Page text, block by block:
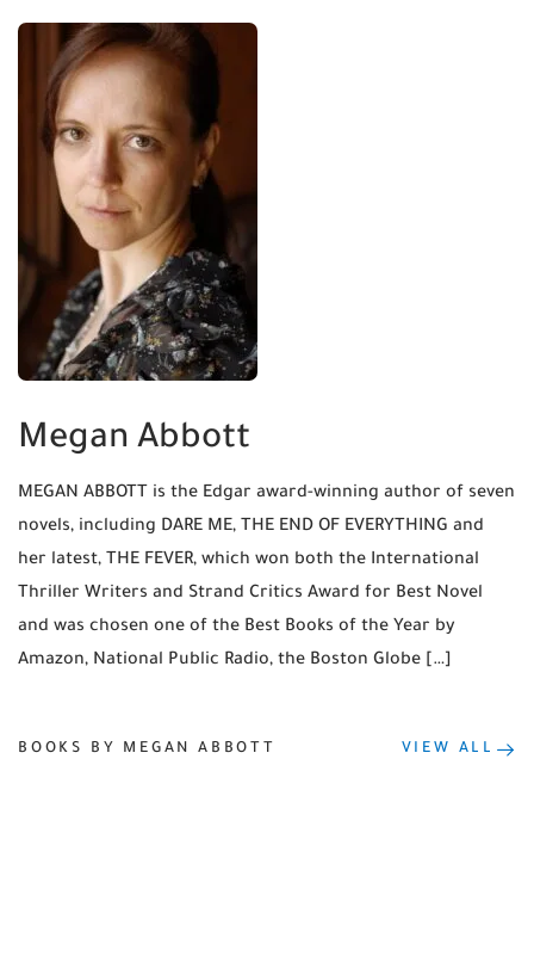
Megan Abbott
MEGAN ABBOTT is the Edgar award-winning author of seven
novels, including DARE ME, THE END OF EVERYTHING and
her latest, THE FEVER, which won both the International
Thriller Writers and Strand Critics Award for Best Novel
and was chosen one of the Best Books of the Year by
Amazon, National Public Radio, the Boston Globe […]
BOOKS BY MEGAN ABBOTT VIEW ALL